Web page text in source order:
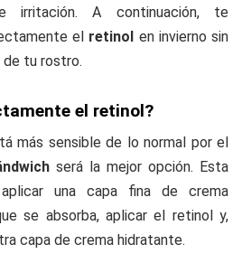
irritación. A continuación, te
el retinol en invierno sin
de tu rostro.
el retinol?
más sensible de lo normal por el
será la mejor opción. Esta
una capa fina de crema
se absorba, aplicar el retinol y,
capa de crema hidratante.